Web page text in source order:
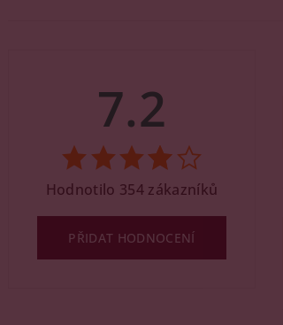
7.2
Hodnotilo 354 zákazníků
PŘIDAT HODNOCENÍ